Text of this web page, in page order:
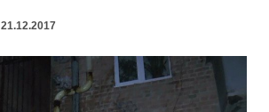
21.12.2017